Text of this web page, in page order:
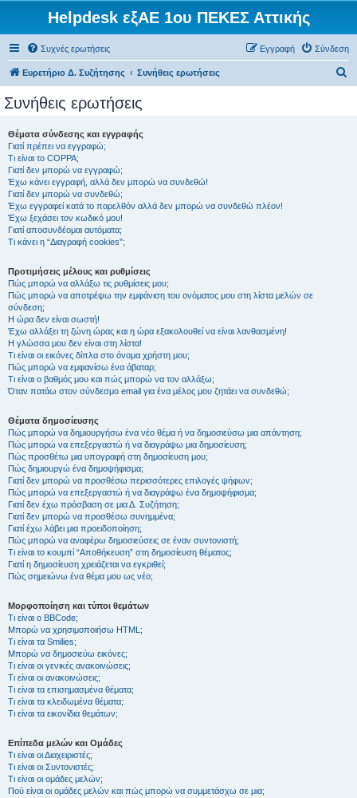
Helpdesk εξΑΕ 1ου ΠΕΚΕΣ Αττικής
Συχνές ερωτήσεις Σύνδεση
Εγγραφή
Ευρετήριο Δ. Συζήτησης Συνήθεις ερωτήσεις
Συνήθεις ερωτήσεις
Θέματα σύνδεσης και εγγραφής
Γιατί πρέπει να εγγραφώ;
Τι είναι το COPPA;
Γιατί δεν μπορώ να εγγραφώ;
Έχω κάνει εγγραφή, αλλά δεν μπορώ να συνδεθώ!
Γιατί δεν μπορώ να συνδεθώ;
Έχω εγγραφεί κατά το παρελθόν αλλά δεν μπορώ να συνδεθώ πλέον!
Έχω ξεχάσει τον κωδικό μου!
Γιατί αποσυνδέομαι αυτόματα;
Τι κάνει η “Διαγραφή cookies”;
Προτιμήσεις μέλους και ρυθμίσεις
Πώς μπορώ να αλλάξω τις ρυθμίσεις μου;
Πώς μπορώ να αποτρέψω την εμφάνιση του ονόματος μου στη λίστα μελών σε
σύνδεση;
Η ώρα δεν είναι σωστή!
Έχω αλλάξει τη ζώνη ώρας και η ώρα εξακολουθεί να είναι λανθασμένη!
Η γλώσσα μου δεν είναι στη λίστα!
Τι είναι οι εικόνες δίπλα στο όνομα χρήστη μου;
Πώς μπορώ να εμφανίσω ένα άβαταρ;
Τι είναι ο βαθμός μου και πώς μπορώ να τον αλλάξω;
Όταν πατάω στον σύνδεσμο email για ένα μέλος μου ζητάει να συνδεθώ;
Θέματα δημοσίευσης
Πώς μπορώ να δημιουργήσω ένα νέο θέμα ή να δημοσιεύσω μια απάντηση;
Πώς μπορώ να επεξεργαστώ ή να διαγράψω μια δημοσίευση;
Πώς προσθέτω μια υπογραφή στη δημοσίευση μου;
Πώς δημιουργώ ένα δημοψήφισμα;
Γιατί δεν μπορώ να προσθέσω περισσότερες επιλογές ψήφων;
Πώς μπορώ να επεξεργαστώ ή να διαγράψω ένα δημοψήφισμα;
Γιατί δεν έχω πρόσβαση σε μια Δ. Συζήτηση;
Γιατί δεν μπορώ να προσθέσω συνημμένα;
Γιατί έχω λάβει μια προειδοποίηση;
Πώς μπορώ να αναφέρω δημοσιεύσεις σε έναν συντονιστή;
Τι είναι το κουμπί “Αποθήκευση” στη δημοσίευση θέματος;
Γιατί η δημοσίευση χρειάζεται να εγκριθεί;
Πώς σημειώνω ένα θέμα μου ως νέο;
Μορφοποίηση και τύποι θεμάτων
Τι είναι ο BBCode;
Μπορώ να χρησιμοποιήσω HTML;
Τι είναι τα Smilies;
Μπορώ να δημοσιεύω εικόνες;
Τι είναι οι γενικές ανακοινώσεις;
Τι είναι οι ανακοινώσεις;
Τι είναι τα επισημασμένα θέματα;
Τι είναι τα κλειδωμένα θέματα;
Τι είναι τα εικονίδια θεμάτων;
Επίπεδα μελών και Ομάδες
Τι είναι οι Διαχειριστές;
Τι είναι οι Συντονιστές;
Τι είναι οι ομάδες μελών;
Πού είναι οι ομάδες μελών και πώς μπορώ να συμμετάσχω σε μια;